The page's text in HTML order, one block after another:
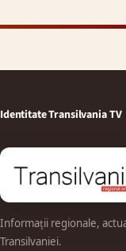
Identitate Transilvania TV
Informații regionale,
Transilvaniei.